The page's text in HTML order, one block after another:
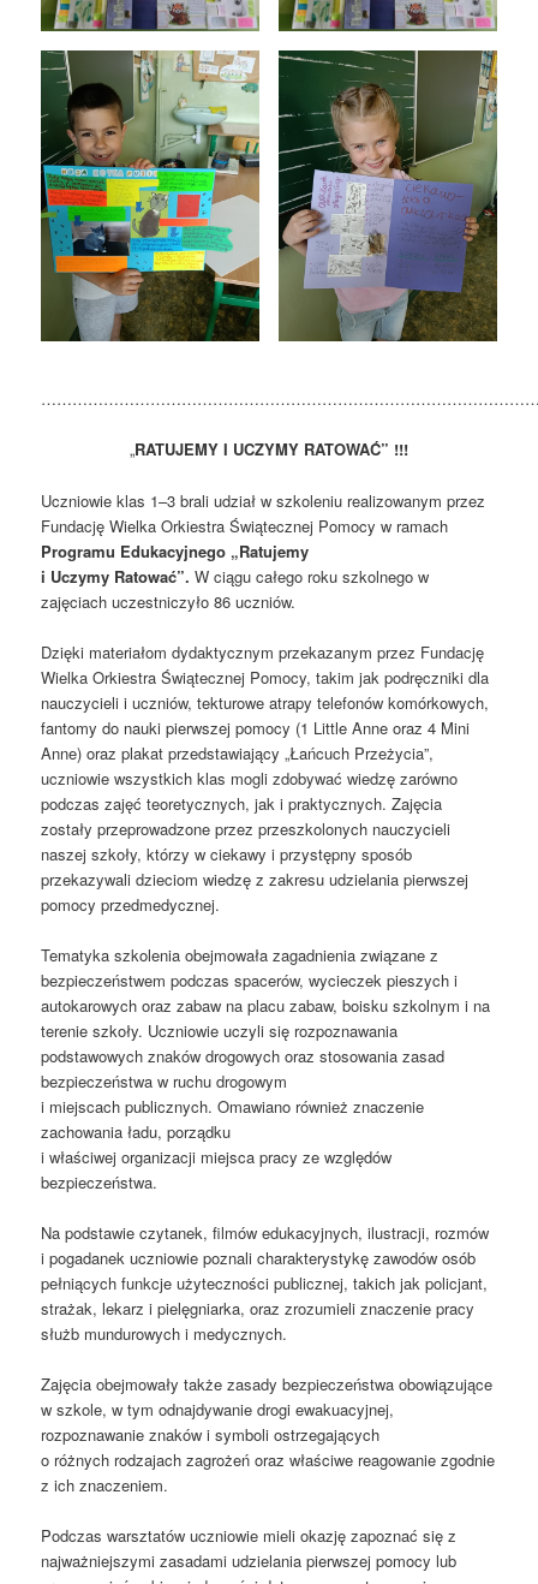
„RATUJEMY I UCZYMY RATOWAĆ” !!!
Uczniowie klas 1–3 brali udział w szkoleniu realizowanym przez
Fundację Wielka Orkiestra Świątecznej Pomocy w ramach
Programu Edukacyjnego „Ratujemy
i Uczymy Ratować”. W ciągu całego roku szkolnego w
zajęciach uczestniczyło 86 uczniów.
Dzięki materiałom dydaktycznym przekazanym przez Fundację
Wielka Orkiestra Świątecznej Pomocy, takim jak podręczniki dla
nauczycieli i uczniów, tekturowe atrapy telefonów komórkowych,
fantomy do nauki pierwszej pomocy (1 Little Anne oraz 4 Mini
Anne) oraz plakat przedstawiający „Łańcuch Przeżycia”,
uczniowie wszystkich klas mogli zdobywać wiedzę zarówno
podczas zajęć teoretycznych, jak i praktycznych. Zajęcia
zostały przeprowadzone przez przeszkolonych nauczycieli
naszej szkoły, którzy w ciekawy i przystępny sposób
przekazywali dzieciom wiedzę z zakresu udzielania pierwszej
pomocy przedmedycznej.
Tematyka szkolenia obejmowała zagadnienia związane z
bezpieczeństwem podczas spacerów, wycieczek pieszych i
autokarowych oraz zabaw na placu zabaw, boisku szkolnym i na
terenie szkoły. Uczniowie uczyli się rozpoznawania
podstawowych znaków drogowych oraz stosowania zasad
bezpieczeństwa w ruchu drogowym
i miejscach publicznych. Omawiano również znaczenie
zachowania ładu, porządku
i właściwej organizacji miejsca pracy ze względów
bezpieczeństwa.
Na podstawie czytanek, filmów edukacyjnych, ilustracji, rozmów
i pogadanek uczniowie poznali charakterystykę zawodów osób
pełniących funkcje użyteczności publicznej, takich jak policjant,
strażak, lekarz i pielęgniarka, oraz zrozumieli znaczenie pracy
służb mundurowych i medycznych.
Zajęcia obejmowały także zasady bezpieczeństwa obowiązujące
w szkole, w tym odnajdywanie drogi ewakuacyjnej,
rozpoznawanie znaków i symboli ostrzegających
o różnych rodzajach zagrożeń oraz właściwe reagowanie zgodnie
z ich znaczeniem.
Podczas warsztatów uczniowie mieli okazję zapoznać się z
najważniejszymi zasadami udzielania pierwszej pomocy lub